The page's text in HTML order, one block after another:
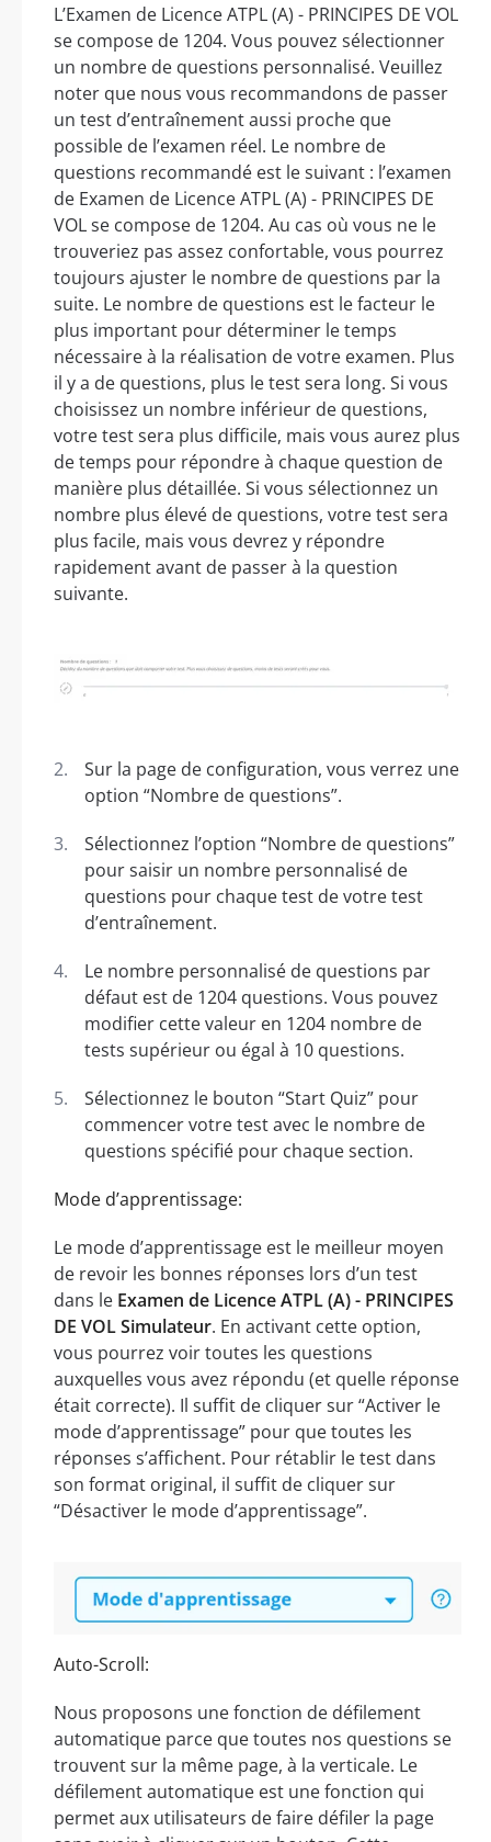
L’Examen de Licence ATPL (A) - PRINCIPES DE VOL
se compose de 1204. Vous pouvez sélectionner
un nombre de questions personnalisé. Veuillez
noter que nous vous recommandons de passer
un test d’entraînement aussi proche que
possible de l’examen réel. Le nombre de
questions recommandé est le suivant : l’examen
de Examen de Licence ATPL (A) - PRINCIPES DE
VOL se compose de 1204. Au cas où vous ne le
trouveriez pas assez confortable, vous pourrez
toujours ajuster le nombre de questions par la
suite. Le nombre de questions est le facteur le
plus important pour déterminer le temps
nécessaire à la réalisation de votre examen. Plus
il y a de questions, plus le test sera long. Si vous
choisissez un nombre inférieur de questions,
votre test sera plus difficile, mais vous aurez plus
de temps pour répondre à chaque question de
manière plus détaillée. Si vous sélectionnez un
nombre plus élevé de questions, votre test sera
plus facile, mais vous devrez y répondre
rapidement avant de passer à la question
suivante.
Sur la page de configuration, vous verrez une
option “Nombre de questions”.
Sélectionnez l’option “Nombre de questions”
pour saisir un nombre personnalisé de
questions pour chaque test de votre test
d’entraînement.
Le nombre personnalisé de questions par
défaut est de 1204 questions. Vous pouvez
modifier cette valeur en 1204 nombre de
tests supérieur ou égal à 10 questions.
Sélectionnez le bouton “Start Quiz” pour
commencer votre test avec le nombre de
questions spécifié pour chaque section.
Mode d’apprentissage:
Le mode d’apprentissage est le meilleur moyen
de revoir les bonnes réponses lors d’un test
dans le Examen de Licence ATPL (A) - PRINCIPES
DE VOL Simulateur. En activant cette option,
vous pourrez voir toutes les questions
auxquelles vous avez répondu (et quelle réponse
était correcte). Il suffit de cliquer sur “Activer le
mode d’apprentissage” pour que toutes les
réponses s’affichent. Pour rétablir le test dans
son format original, il suffit de cliquer sur
“Désactiver le mode d’apprentissage”.
Auto-Scroll:
Nous proposons une fonction de défilement
automatique parce que toutes nos questions se
trouvent sur la même page, à la verticale. Le
défilement automatique est une fonction qui
permet aux utilisateurs de faire défiler la page